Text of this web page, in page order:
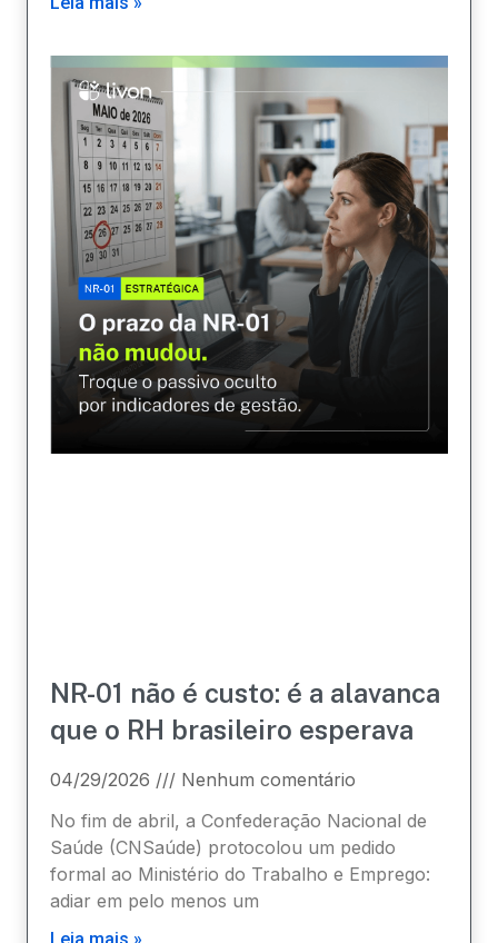
NR-01 não é custo: é a alavanca
que o RH brasileiro esperava
04/29/2026
Nenhum comentário
No fim de abril, a Confederação Nacional de
Saúde (CNSaúde) protocolou um pedido
formal ao Ministério do Trabalho e Emprego:
adiar em pelo menos um